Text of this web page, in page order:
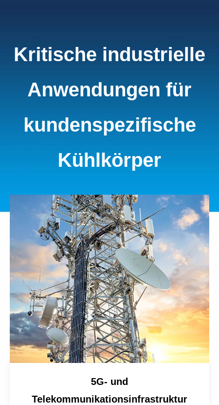
Kritische industrielle
Anwendungen für
kundenspezifische
Kühlkörper
5G- und
Telekommunikationsinfrastruktur